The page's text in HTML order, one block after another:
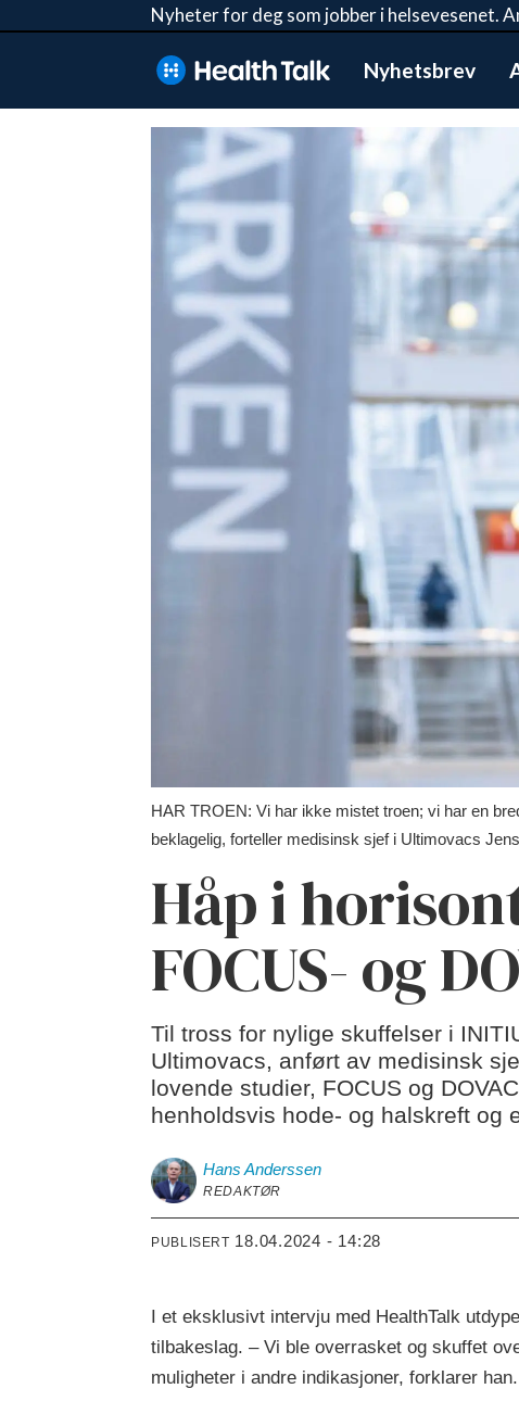
Nyheter for deg som jobber i helsevesenet.
Nyhetsbrev
HAR TROEN: Vi har ikke mistet troen; vi har en
beklagelig, forteller medisinsk sjef i Ultimovacs
Håp i
FOCUS- og
Til tross for nylige skuffelser i
Ultimovacs, anført av medisinsk
lovende studier, FOCUS og
henholdsvis hode- og halskreft og
Hans Anderssen
REDAKTØR
PUBLISERT 18.04.2024 - 14:28
I et eksklusivt intervju med HealthTalk
tilbakeslag. – Vi ble overrasket og skuffet
muligheter i andre indikasjoner, forklarer han.